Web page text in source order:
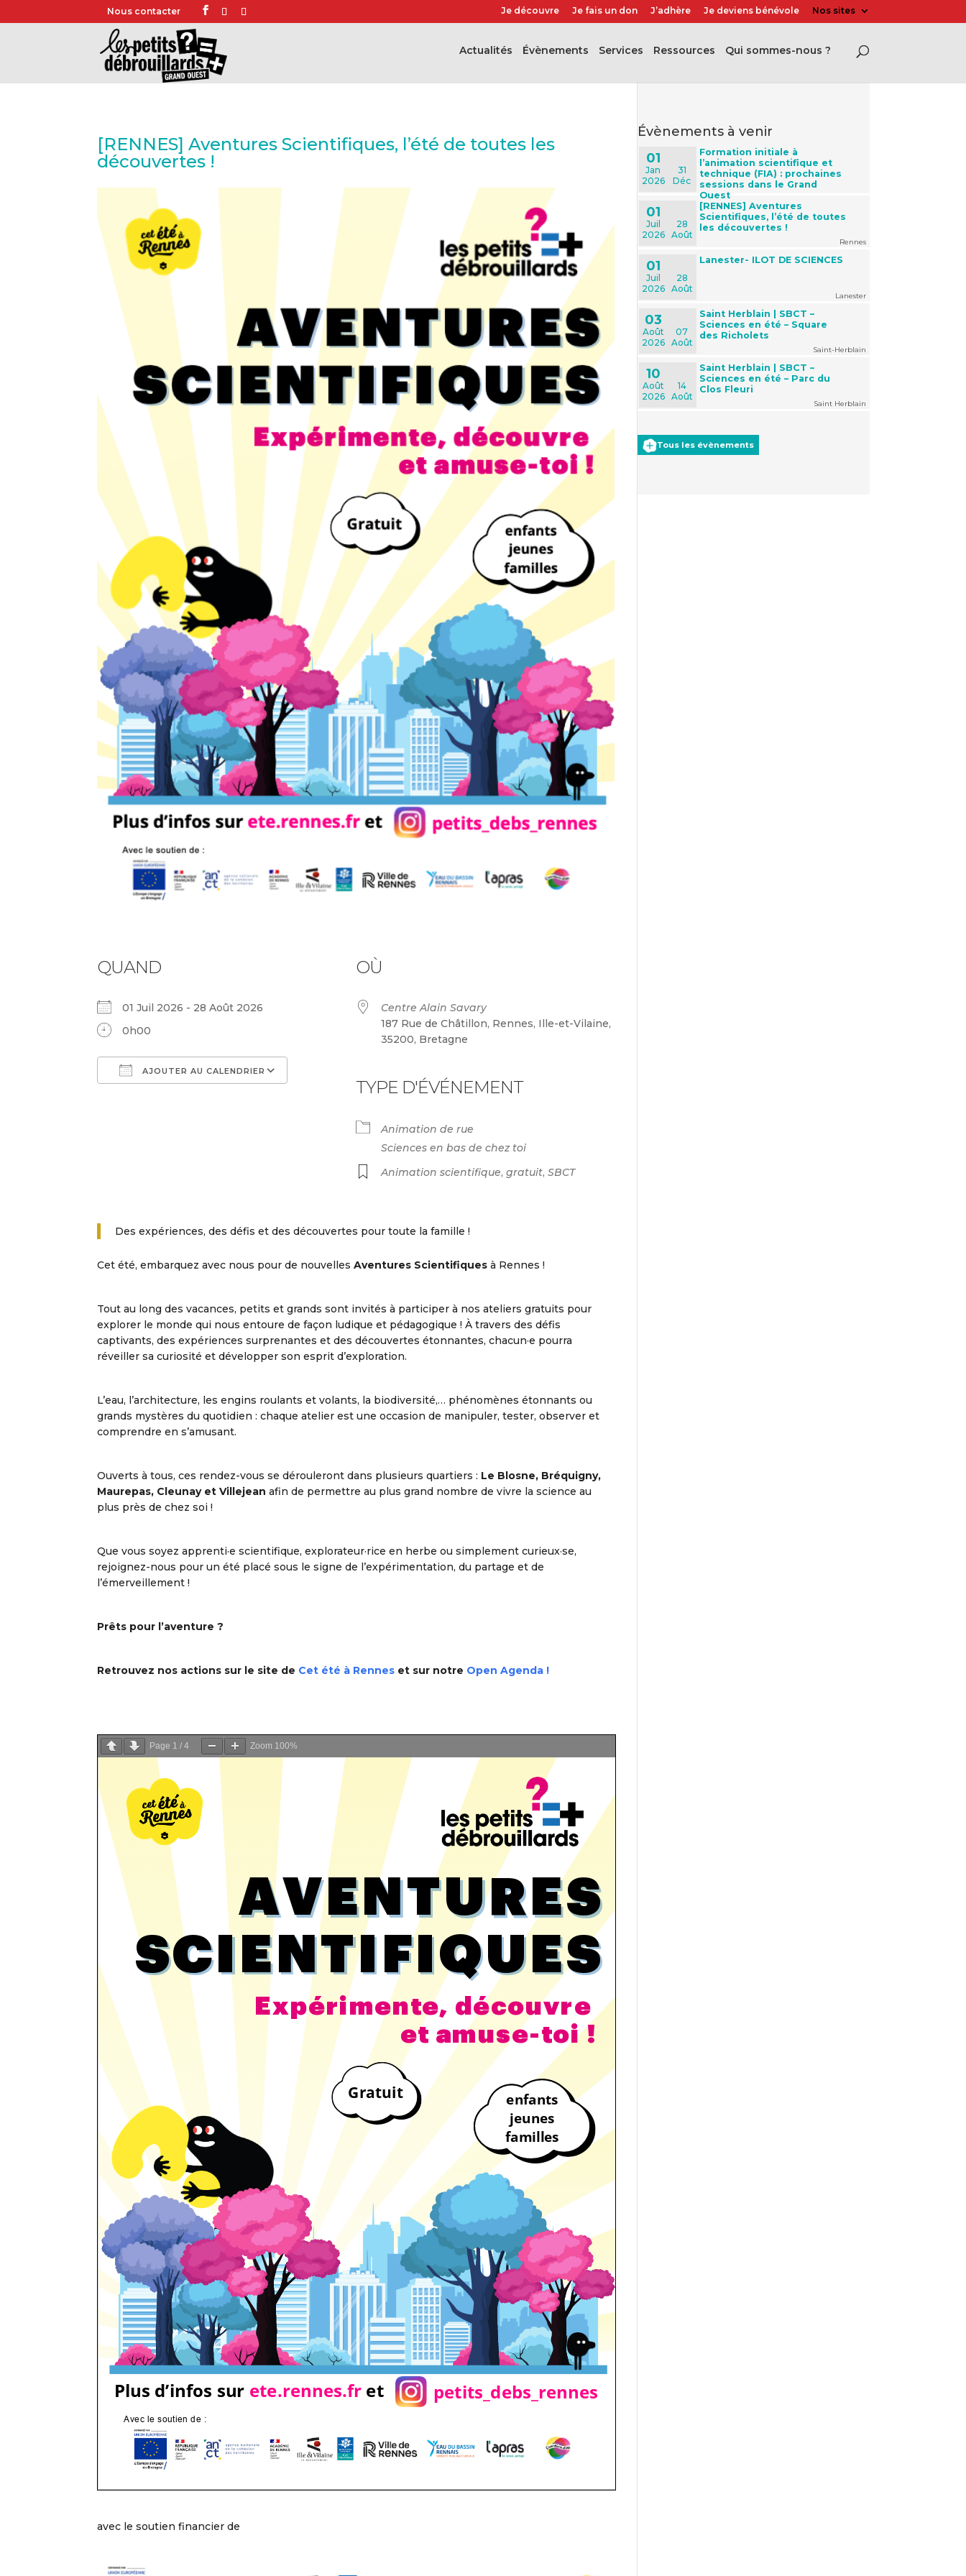
Nous contacter Je découvre Je fais un don J’adhère Je deviens bénévole Nos sites
Actualités évènements Services Ressources Qui sommes-nous ?
[RENNES] Aventures Scientifiques, l’été de toutes les
découvertes !
QUAND
01 Juil 2026 - 28 Août 2026
0h00
AJOUTER AU CALENDRIER
Calendrier Google iCalendar
OÙ
Centre Alain Savary
187 Rue de Châtillon, Rennes, Ille-et-Vilaine,
35200, Bretagne
TYPE D'ÉVÉNEMENT
Animation de rue
Sciences en bas de chez toi
Animation scientifique, gratuit, SBCT
Des expériences, des défis et des découvertes pour toute la famille !
Cet été, embarquez avec nous pour de nouvelles Aventures Scientifiquesà Rennes !
Tout au long des vacances, petits et grands sont invités à participer à nos ateliers gratuits pour
explorer le monde qui nous entoure de façon ludique et pédagogique ! À travers des défis
captivants, des expériences surprenantes et des découvertes étonnantes, chacun·e pourra
réveiller sa curiosité et développer son esprit d’exploration.
L’eau, l’architecture, les engins roulants et volants, la biodiversité,… phénomènes étonnants ou
grands mystères du quotidien : chaque atelier est une occasion de manipuler, tester, observer et
comprendre en s’amusant.
Ouverts à tous, ces rendez-vous se dérouleront dans plusieurs quartiers : Le Blosne, Bréquigny,
Maurepas, Cleunay et Villejean afin de permettre au plus grand nombre de vivre la science au
plus près de chez soi !
Que vous soyez apprenti·e scientifique, explorateur·rice en herbe ou simplement curieux·se,
rejoignez-nous pour un été placé sous le signe de l’expérimentation, du partage et de
l’émerveillement !
Prêts pour l’aventure ?
Retrouvez nos actions sur le site de Cet été à Renneset sur notre Open Agenda !
Page 1 / 4 Zoom 100%
avec le soutien financier de
évènements à venir
01
Jan
2026
31
Déc
Formation initiale à
l’animation scientifique et
technique (FIA) : prochaines
sessions dans le Grand
Ouest
01
Juil
2026
28
Août
[RENNES] Aventures
Scientifiques, l’été de toutes
les découvertes !
Rennes
01
Juil
2026
28
Août
Lanester- ILOT DE SCIENCES
Lanester
03
Août
2026
07
Août
Saint Herblain | SBCT –
Sciences en été – Square
des Richolets
Saint-Herblain
10
Août
2026
14
Août
Saint Herblain | SBCT –
Sciences en été – Parc du
Clos Fleuri
Saint Herblain
Tous les évènements